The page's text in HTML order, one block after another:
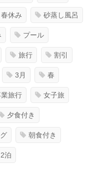
春休み 砂蒸し風呂
プール
旅行 割引
3月 春
旅行 女子旅
夕食付き
朝食付き
2泊